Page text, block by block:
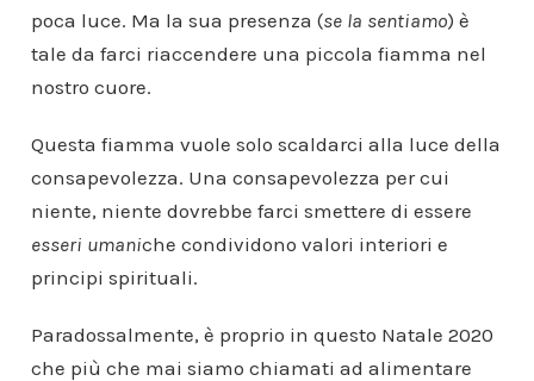
poca luce. Ma la sua presenza (se la sentiamo) è
tale da farci riaccendere una piccola fiamma nel
nostro cuore.
Questa fiamma vuole solo scaldarci alla luce della
consapevolezza. Una consapevolezza per cui
niente, niente dovrebbe farci smettere di essere
esseri umaniche condividono valori interiori e
principi spirituali.
Paradossalmente, è proprio in questo Natale 2020
che più che mai siamo chiamati ad alimentare